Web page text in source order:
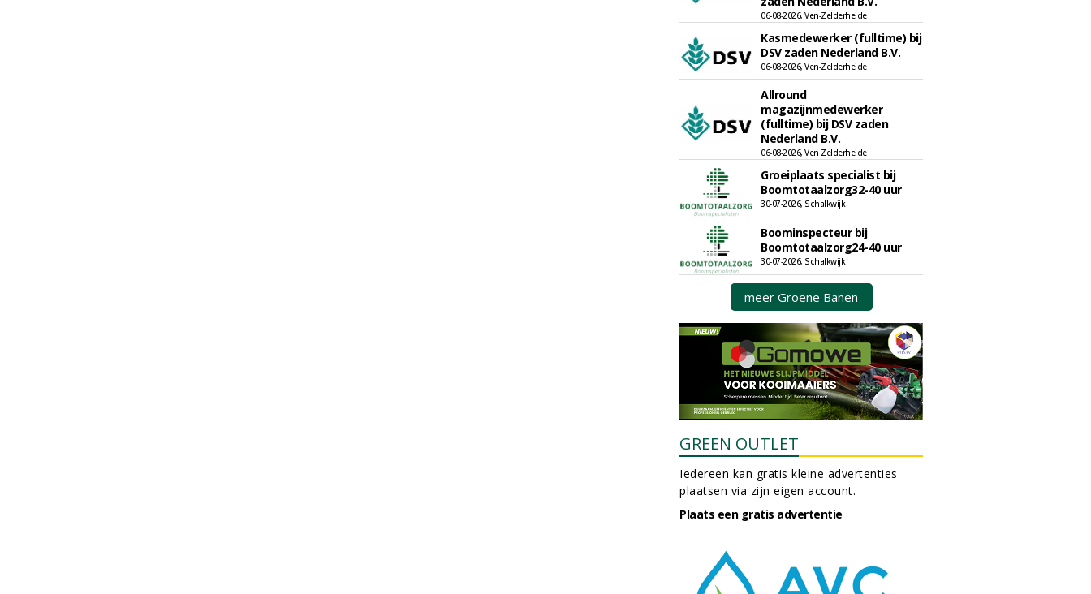
06-08-2026, Ven-Zelderheide
Kasmedewerker (fulltime) bij
DSV zaden Nederland B.V.
06-08-2026, Ven-Zelderheide
Allround
magazijnmedewerker
(fulltime) bij DSV zaden
Nederland B.V.
06-08-2026, Ven Zelderheide
Groeiplaats specialist bij
Boomtotaalzorg32-40 uur
30-07-2026, Schalkwijk
Boominspecteur bij
Boomtotaalzorg24-40 uur
30-07-2026, Schalkwijk
meer Groene Banen
GREEN OUTLET
Iedereen kan gratis kleine advertenties
plaatsen via zijn eigen account.
Plaats een gratis advertentie